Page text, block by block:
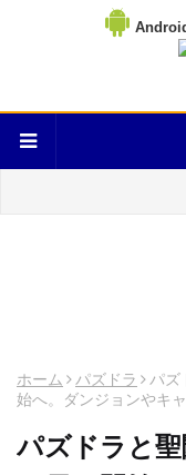
ホーム パズドラ
パズ
始へ。ダンジョンやキ
パズドラと聖